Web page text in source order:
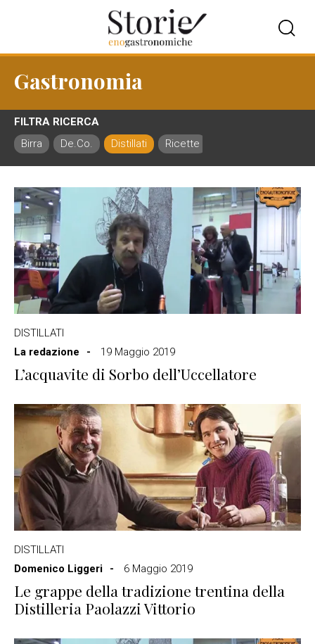
Gastronomia
FILTRA RICERCA
Birra
De.Co. Distillati Ricette
DISTILLATI
La redazione
19 Maggio 2019
L’acquavite di Sorbo dell’Uccellatore
DISTILLATI
Domenico Liggeri
6 Maggio 2019
Le grappe della tradizione trentina della
Distilleria Paolazzi Vittorio